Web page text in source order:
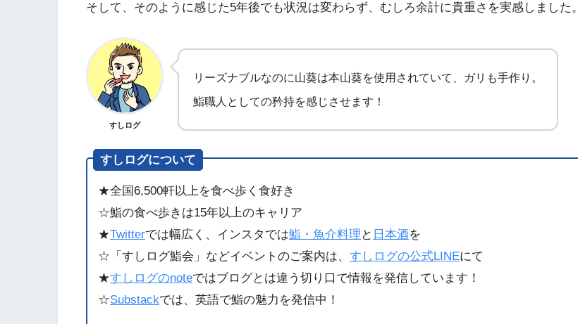
そして、そのように感じた5年後でも状況は変わらず、むしろ余計に貴重さを実感しました。
すしログ
リーズナブルなのに山葵は本山葵を使用されていて、ガリも手作り。
鮨職人としての矜持を感じさせます！
すしログについて
★全国6,500軒以上を食べ歩く食好き
☆鮨の食べ歩きは15年以上のキャリア
★Twitterでは幅広く、インスタでは鮨・魚介料理 と 日本酒を
☆「すしログ鮨会」などイベントのご案内は、 すしログの公式LINEにて
★すしログのnoteではブログとは違う切り口で情報を発信しています！
☆Substackでは、英語で鮨の魅力を発信中！